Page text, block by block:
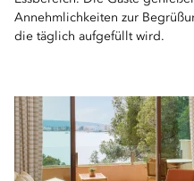
Annehmlichkeiten zur
die täglich aufgefüllt wird.